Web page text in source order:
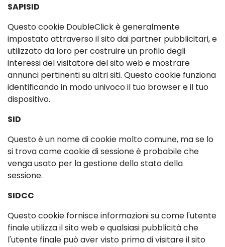
SAPISID
Questo cookie DoubleClick è generalmente
impostato attraverso il sito dai partner pubblicitari, e
utilizzato da loro per costruire un profilo degli
interessi del visitatore del sito web e mostrare
annunci pertinenti su altri siti. Questo cookie funziona
identificando in modo univoco il tuo browser e il tuo
dispositivo.
SID
Questo è un nome di cookie molto comune, ma se lo
si trova come cookie di sessione è probabile che
venga usato per la gestione dello stato della
sessione.
SIDCC
Questo cookie fornisce informazioni su come l'utente
finale utilizza il sito web e qualsiasi pubblicità che
l'utente finale può aver visto prima di visitare il sito